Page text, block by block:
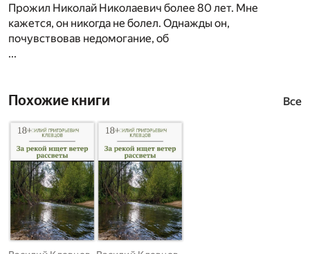
Прожил Николай Николаевич более 80 лет. Мне
кажется, он никогда не болел. Однажды он,
почувствовав недомогание, об
...
Похожие книги Все